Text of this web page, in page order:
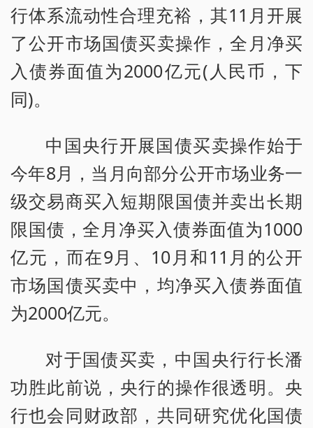
行体系流动性合理充裕，其11月开展
了公开市场国债买卖操作，全月净买
入债券面值为2000亿元(人民币，下
同)。
中国央行开展国债买卖操作始于
今年8月，当月向部分公开市场业务一
级交易商买入短期限国债并卖出长期
限国债，全月净买入债券面值为1000
亿元，而在9月、10月和11月的公开
市场国债买卖中，均净买入债券面值
为2000亿元。
对于国债买卖，中国央行行长潘
功胜此前说，央行的操作很透明。央
行也会同财政部，共同研究优化国债